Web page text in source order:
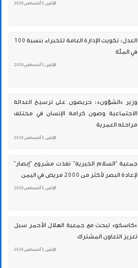
الإثنين , 3 أغسطس 2026
العدل: تكويت الإدارة العامة للخبراء بنسبة 100
في المئة
الإثنين , 3 أغسطس 2026
وزير «الشؤون»: حريصون على ترسيخ العدالة
الاجتماعية وصون كرامة الإنسان في مختلف
مراحله العمرية
الإثنين , 3 أغسطس 2026
جمعية "السلام الخيرية" نفذت مشروع "إبصار"
لإعادة البصر لأكثر من 2000 مريض في اليمن
الإثنين , 3 أغسطس 2026
«كاسكو» تبحث مع جمعية الهلال الأحمر سبل
تعزيز التعاون المشترك
الإثنين , 3 أغسطس 2026